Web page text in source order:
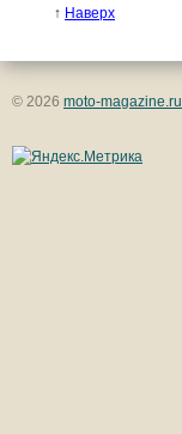
↑ Наверх
© 2026 moto-magazine.ru